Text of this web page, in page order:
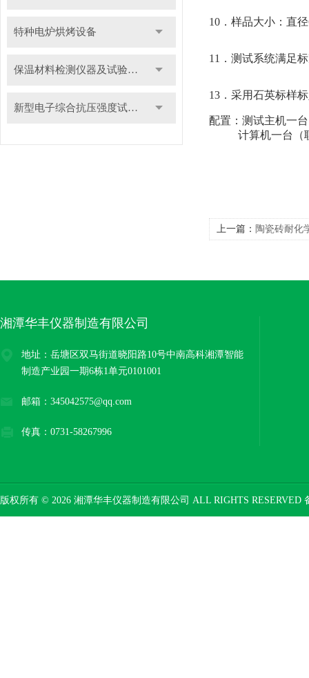
特种电炉烘烤设备
保温材料检测仪器及试验装置
新型电子综合抗压强度试验机
10．样品大小：直
11．测试系统满足
13．采用石英标样
配置：测试主机一
计算机一台（
上一篇： 陶瓷砖耐化
湘潭华丰仪器制造有限公司
地址：岳塘区双马街道晓阳路10号中南高科湘潭智能
制造产业园一期6栋1单元0101001
邮箱：345042575@qq.com
传真：0731-58267996
版权所有 © 2026 湘潭华丰仪器制造有限公司 ALL RIGHTS RESERVED